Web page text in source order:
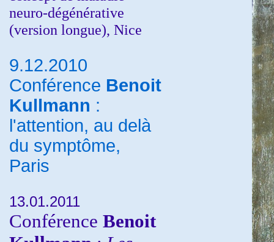
neuro-dégénérative
(version longue), Nice
9.12.2010
Conférence Benoit
Kullmann :
l'attention, au delà
du symptôme,
Paris
13.01.2011
Conférence Benoit